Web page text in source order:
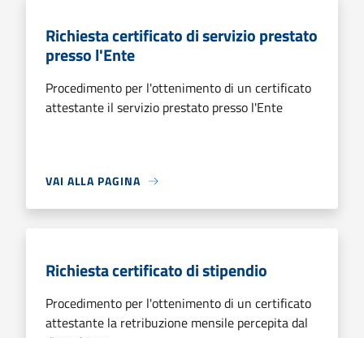
Richiesta certificato di servizio prestato
presso l'Ente
Procedimento per l'ottenimento di un certificato
attestante il servizio prestato presso l'Ente
VAI ALLA PAGINA
Richiesta certificato di stipendio
Procedimento per l'ottenimento di un certificato
attestante la retribuzione mensile percepita dal